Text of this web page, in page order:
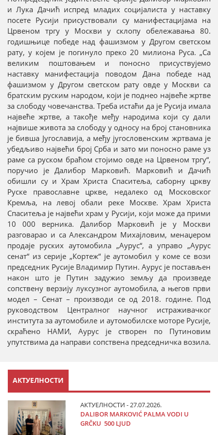
и Лука Дачић испред младих социјалиста у наставку
посете Русији присуствовали су манифестацијама на
Црвеном тргу у Москви у склопу обележавања 80.
годишњице победе над фашизмом у Другом светском
рату, у којем је погинуло преко 20 милиона Руса. „Са
великим поштовањем и поносно присуствујемо
наставку манифестација поводом Дана победе над
фашизмом у Другом светском рату овде у Москви са
братским руским народом, који је поднео највеће жртве
за слободу човечанства. Треба истаћи да је Русија имала
највеће жртве, а такође међу народима који су дали
највише живота за слободу у односу на број становника
је бивша Југославија, а међу југословенским жртвама је
убедљиво највећи број Срба и зато ми поносно раме уз
раме са руском браћом стојимо овде на Црвеном тргу“,
поручио је Далибор Марковић. Марковић и Дачић
обишли су и Храм Христа Спаситеља, саборну цркву
Руске православне цркве, недалеко од Московског
Кремља, на левој обали реке Москве. Храм Христа
Спаситеља је највећи храм у Русији, који може да прими
10 000 верника. Далибор Марковић је у Москви
разговарао и са Александром Михајловим, менаџером
продаје руских аутомобила „Аурус“, а управо „Аурус
сенат“ из серије „Кортеж“ је аутомобил у коме се вози
председник Русије Владимир Путин. Аурус је постављен
након што је Путин задужио земљу да произведе
сопствену верзију луксузног аутомобила, а његов први
модел – Сенат – производи се од 2018. године. Под
руководством Централног научног истраживачког
института за аутомобиле и аутомобилске моторе Русије,
скраћено НАМИ, Аурус је створен по Путиновим
упутствима да направи сопствена председничка возила.
АКТУЕЛНОСТИ
АКТУЕЛНОСТИ - 27.07.2026.
DALIBOR MARKOVIĆ PALMA VODI U
GRČKU 500 LJUD